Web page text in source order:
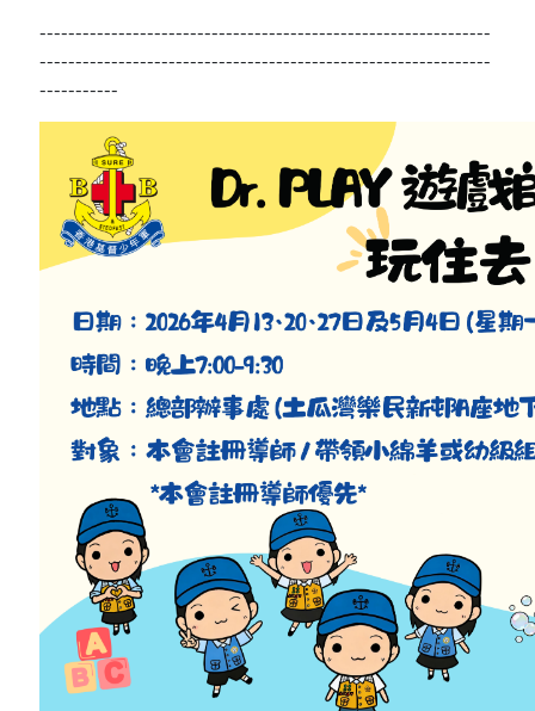
---------------------------------------------------------------
---------------------------------------------------------------
-----------